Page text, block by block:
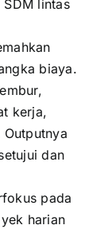
lintas
biaya.
kerja,
dan
pada
harian